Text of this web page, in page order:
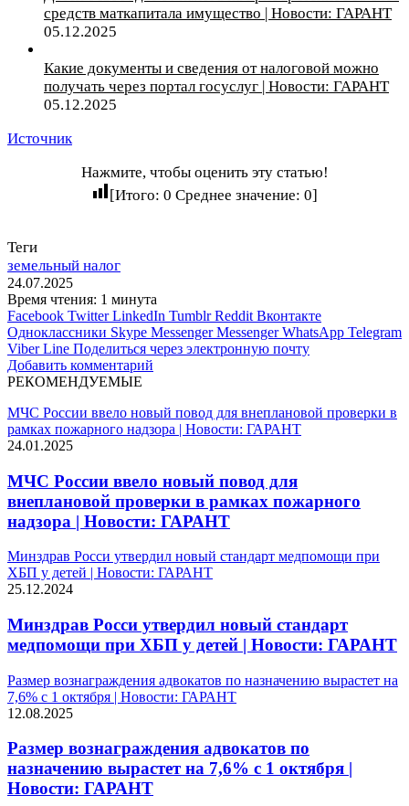
средств маткапитала имущество | Новости: ГАРАНТ
05.12.2025
Какие документы и сведения от налоговой можно
получать через портал госуслуг | Новости: ГАРАНТ
05.12.2025
Источник
Нажмите, чтобы оценить эту статью!
[Итого: 0 Среднее значение: 0]
Теги
земельный налог
24.07.2025
Время чтения: 1 минута
Facebook Twitter LinkedIn Tumblr Reddit Вконтакте
Одноклассники Skype Messenger Messenger WhatsApp Telegram
Viber Line Поделиться через электронную почту
Добавить комментарий
РЕКОМЕНДУЕМЫЕ
МЧС России ввело новый повод для внеплановой проверки в
рамках пожарного надзора | Новости: ГАРАНТ
24.01.2025
МЧС России ввело новый повод для
внеплановой проверки в рамках пожарного
надзора | Новости: ГАРАНТ
Минздрав Росси утвердил новый стандарт медпомощи при
ХБП у детей | Новости: ГАРАНТ
25.12.2024
Минздрав Росси утвердил новый стандарт
медпомощи при ХБП у детей | Новости: ГАРАНТ
Размер вознаграждения адвокатов по назначению вырастет на
7,6% с 1 октября | Новости: ГАРАНТ
12.08.2025
Размер вознаграждения адвокатов по
назначению вырастет на 7,6% с 1 октября |
Новости: ГАРАНТ